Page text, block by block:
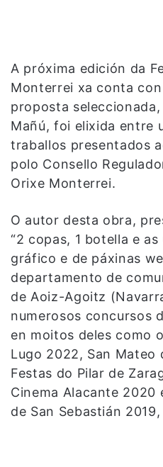
A próxima edición da
Monterrei xa conta
proposta
Mañú, foi elixida entre
traballos presentados
polo Consello
Orixe Monterrei.
O autor desta obra,
“2 copas, 1 botella e as
gráfico e de páxinas
departamento de
de Aoiz-Agoitz
numerosos concursos
en moitos deles como
Lugo 2022, San Mateo
Festas do Pilar de
Cinema Alacante 2020
de San Sebastián